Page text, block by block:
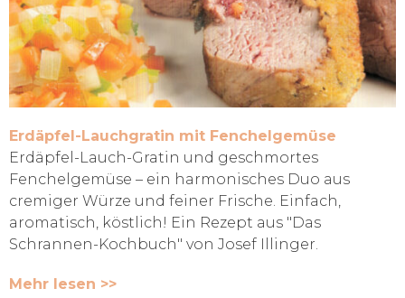
Erdäpfel-Lauchgratin mit Fenchelgemüse
Erdäpfel-Lauch-Gratin und geschmortes
Fenchelgemüse – ein harmonisches Duo aus
cremiger Würze und feiner Frische. Einfach,
aromatisch, köstlich! Ein Rezept aus "Das
Schrannen-Kochbuch" von Josef Illinger.
Mehr lesen >>